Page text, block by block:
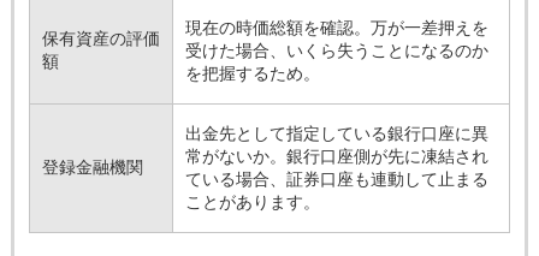
保有資産の評価
額
現在の時価総額を確認。万が一差押えを
受けた場合、いくら失うことになるのか
を把握するため。
登録金融機関
出金先として指定している銀行口座に異
常がないか。銀行口座側が先に凍結され
ている場合、証券口座も連動して止まる
ことがあります。